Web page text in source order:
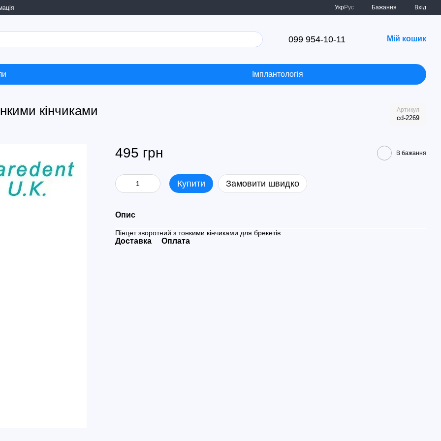
УкрРус Бажання Вхід
099 954-10-11 Мій кошик
Імплантологія
кінчиками Артикул
cd-2269
495 грн В бажання
Купити Замовити швидко
Опис
Пінцет зворотний з тонкими кінчиками для брекетів
Доставка Оплата